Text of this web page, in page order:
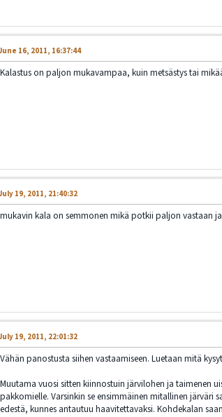
16, 2011, 16:37:44
Kalastus on paljon mukavampaa, kuin metsästys tai
19, 2011, 21:40:32
mukavin kala on semmonen mikä potkii paljon vastaan
19, 2011, 22:01:32
Vähän panostusta siihen vastaamiseen. Luetaan mitä
Muutama vuosi sitten kiinnostuin järvilohen ja taimenen
pakkomielle. Varsinkin se ensimmäinen mitallinen järväri
edestä, kunnes antautuu haavitettavaksi. Kohdekalan